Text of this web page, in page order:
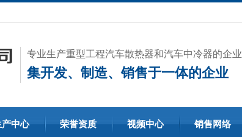
专业生产重型工程汽车散热器和汽车中冷器的企业
集开发、制造、销售于一体的企业
产中心 荣誉资质 视频中心 销售网络